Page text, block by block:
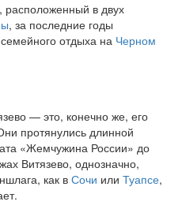
расположенный в двух
, за последние годы
отдыха на Черном
— это, конечно же, его
протянулись длинной
«Жемчужина России» до
Витязево, однозначно,
как вСочи или Туапсе,